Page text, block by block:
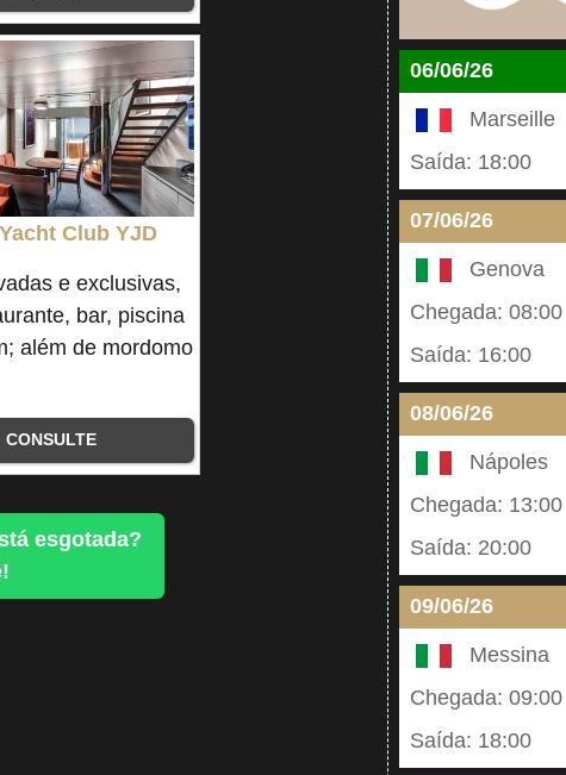
Club YJD
e exclusivas,
bar, piscina
além de mordomo
CONSULTE
esgotada?
06/06/26
Marseille
Saída: 18:00
07/06/26
Genova
Chegada: 08:00
Saída: 16:00
08/06/26
Nápoles
Chegada: 13:00
Saída: 20:00
09/06/26
Messina
Chegada: 09:00
Saída: 18:00